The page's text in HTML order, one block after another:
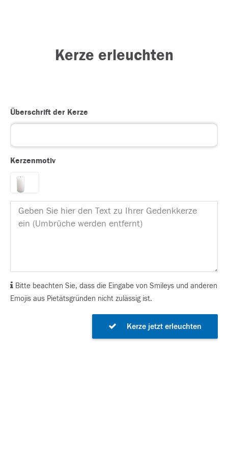
Kerze erleuchten
Überschrift der Kerze
Kerzenmotiv
Bitte beachten Sie, dass die Eingabe von Smileys und anderen
Emojis aus Pietätsgründen nicht zulässig ist.
Kerze jetzt erleuchten